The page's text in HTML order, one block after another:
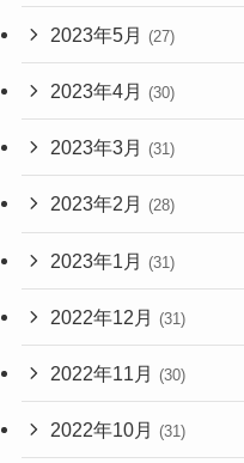
2023年5月 (27)
2023年4月 (30)
2023年3月 (31)
2023年2月 (28)
2023年1月 (31)
2022年12月 (31)
2022年11月 (30)
2022年10月 (31)